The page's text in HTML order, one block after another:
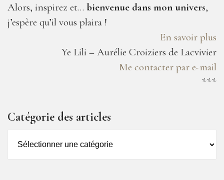
Alors, inspirez et… bienvenue dans mon univers,
j’espère qu’il vous plaira !
En savoir plus
Ye Lili – Aurélie Croiziers de Lacvivier
Me contacter par e-mail
***
Catégorie des articles
des